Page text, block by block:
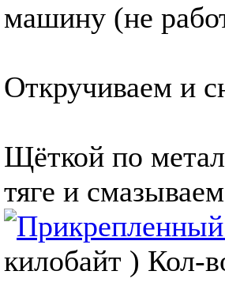
машину (не
Откручиваем и
Щёткой по
тяге и
килобайт ) Кол-